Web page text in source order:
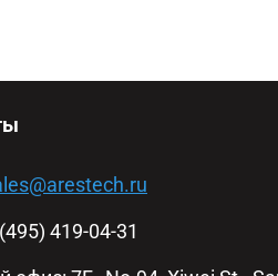
419-04-31